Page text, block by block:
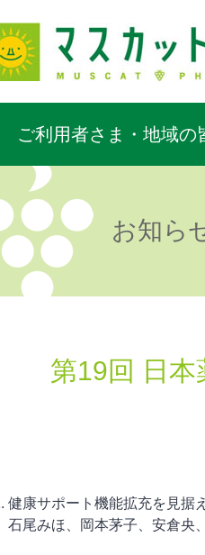
ご利用者さま・地域の
お知ら
第19回 日本
健康サポート機能拡充を見据
石尾みほ、岡本茅子、安倉央